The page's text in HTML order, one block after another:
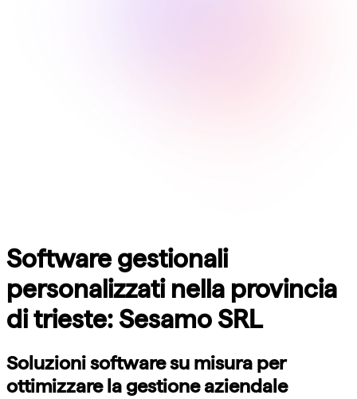
Software gestionali
personalizzati nella provincia
di trieste: Sesamo SRL
Soluzioni software su misura per
ottimizzare la gestione aziendale